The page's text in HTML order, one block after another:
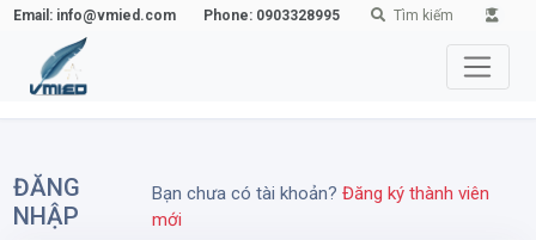
Email: info@vmied.com Phone: 0903328995 Tìm kiếm
ĐĂNG
NHẬP
Bạn chưa có tài khoản? Đăng ký thành viên
mới